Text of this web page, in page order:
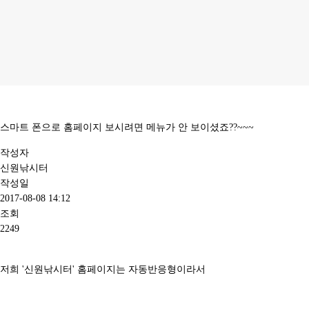
스마트 폰으로 홈페이지 보시려면 메뉴가 안 보이셨죠??~~~
작성자
신원낚시터
작성일
2017-08-08 14:12
조회
2249
저희 '신원낚시터' 홈페이지는 자동반응형이라서